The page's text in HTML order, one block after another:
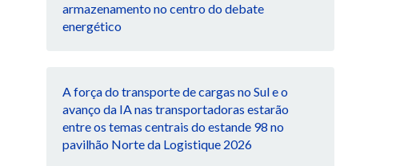
armazenamento no centro do debate
energético
A força do transporte de cargas no Sul e o
avanço da IA nas transportadoras estarão
entre os temas centrais do estande 98 no
pavilhão Norte da Logistique 2026